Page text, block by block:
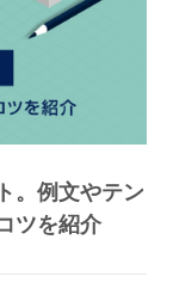
。例文やテン
ツを紹介